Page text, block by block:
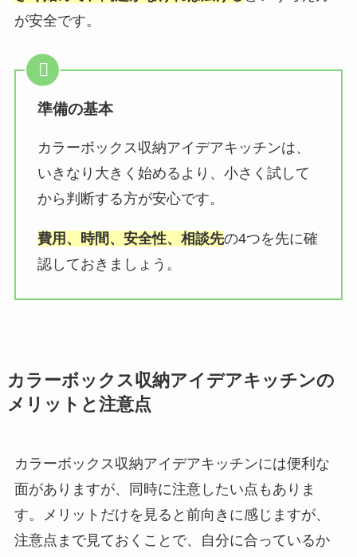
が安全です。
準備の基本
カラーボックス収納アイデアキッチンは、
いきなり大きく始めるより、小さく試して
から判断する方が安心です。
費用、時間、安全性、相談先の4つを先に確
認しておきましょう。
カラーボックス収納アイデアキッチンの
メリットと注意点
カラーボックス収納アイデアキッチンには便利な
面がありますが、同時に注意したい点もありま
す。メリットだけを見ると前向きに感じますが、
注意点まで見ておくことで、自分に合っているか